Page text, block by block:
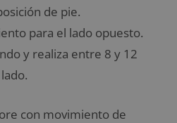
de pie.
para el lado opuesto.
y realiza entre 8 y 12